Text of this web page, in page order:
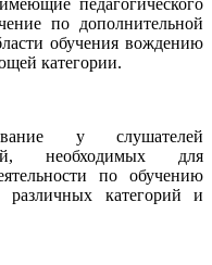
педагогического
по дополнительной
обучения вождению
категории.
у слушателей
необходимых для
по обучению
различных категорий и